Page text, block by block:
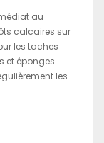
au
calcaires sur
les taches
et éponges
les